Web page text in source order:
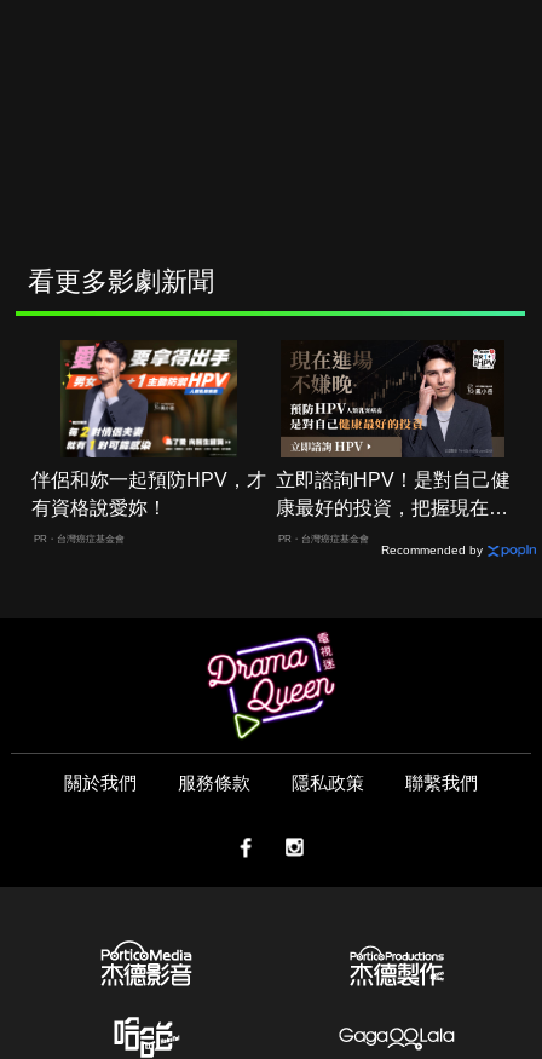
看更多影劇新聞
伴侶和妳一起預防HPV，才
有資格說愛妳！
PR・台灣癌症基金會
立即諮詢HPV！是對自己健
康最好的投資，把握現在不
嫌晚！
PR・台灣癌症基金會
Recommended by
關於我們 服務條款 隱私政策 聯繫我們